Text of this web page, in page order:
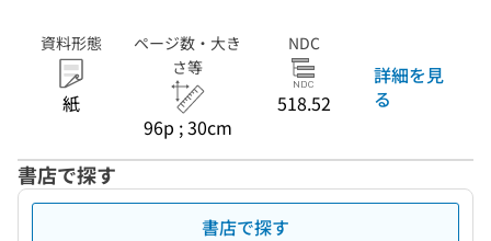
資料形態
紙
ページ数・大き
さ等
96p ; 30cm
NDC
518.52
詳細を見
る
書店で探す
書店で探す